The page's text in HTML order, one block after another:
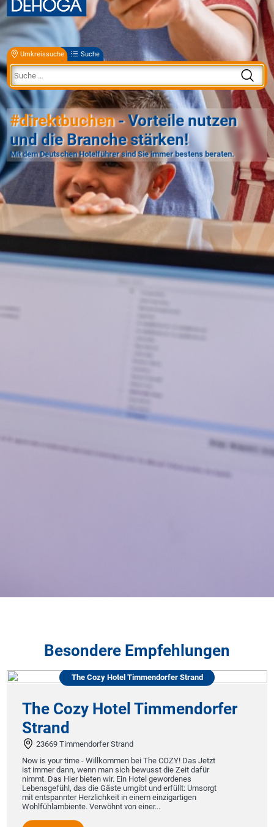
Umkreissuche Suche
#direktbuchen- Vorteile nutzen
und die Branche stärken!
Mit dem Deutschen Hotelführer sind Sie immer bestens beraten.
Besondere Empfehlungen
The Cozy Hotel Timmendorfer Strand
The Cozy Hotel Timmendorfer
Strand
23669 Timmendorfer Strand
Now is your time - Willkommen bei The COZY! Das Jetzt
ist immer dann, wenn man sich bewusst die Zeit dafür
nimmt. Das Hier bieten wir. Ein Hotel gewordenes
Lebensgefühl, das die Gäste umgibt und erfüllt: Umsorgt
mit entspannter Herzlichkeit in einem einzigartigen
Wohlfühlambiente. Verwöhnt von einer...